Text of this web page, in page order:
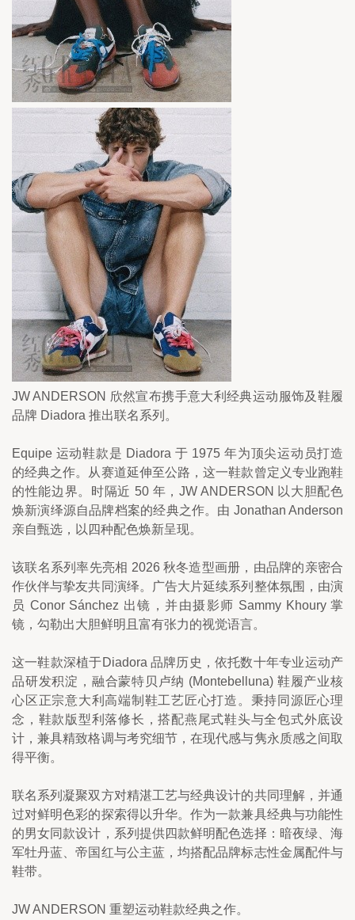
JW ANDERSON 欣然宣布携手意大利经典运动服饰及鞋履
品牌 Diadora 推出联名系列。
Equipe 运动鞋款是 Diadora 于 1975 年为顶尖运动员打造
的经典之作。从赛道延伸至公路，这一鞋款曾定义专业跑鞋
的性能边界。时隔近 50 年，JW ANDERSON 以大胆配色
焕新演绎源自品牌档案的经典之作。由 Jonathan Anderson
亲自甄选，以四种配色焕新呈现。
该联名系列率先亮相 2026 秋冬造型画册，由品牌的亲密合
作伙伴与挚友共同演绎。广告大片延续系列整体氛围，由演
员 Conor Sánchez 出镜，并由摄影师 Sammy Khoury 掌
镜，勾勒出大胆鲜明且富有张力的视觉语言。
这一鞋款深植于Diadora 品牌历史，依托数十年专业运动产
品研发积淀，融合蒙特贝卢纳 (Montebelluna) 鞋履产业核
心区正宗意大利高端制鞋工艺匠心打造。秉持同源匠心理
念，鞋款版型利落修长，搭配燕尾式鞋头与全包式外底设
计，兼具精致格调与考究细节，在现代感与隽永质感之间取
得平衡。
联名系列凝聚双方对精湛工艺与经典设计的共同理解，并通
过对鲜明色彩的探索得以升华。作为一款兼具经典与功能性
的男女同款设计，系列提供四款鲜明配色选择：暗夜绿、海
军牡丹蓝、帝国红与公主蓝，均搭配品牌标志性金属配件与
鞋带。
JW ANDERSON 重塑运动鞋款经典之作。